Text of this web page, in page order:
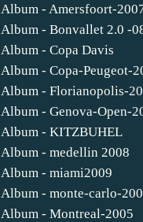
Album - Amersfoort-
Album - Bonvallet 2.0 -
Album - Copa Davis
Album - Copa-Peugeot-
Album - Florianopolis-
Album - Genova-Open-
Album - KITZBUHEL
Album - medellin 2008
Album - miami2009
Album - monte-carlo-
Album - Montreal-2005